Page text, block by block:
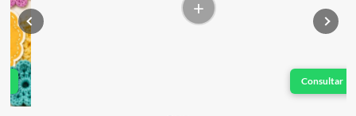
+
Consultar